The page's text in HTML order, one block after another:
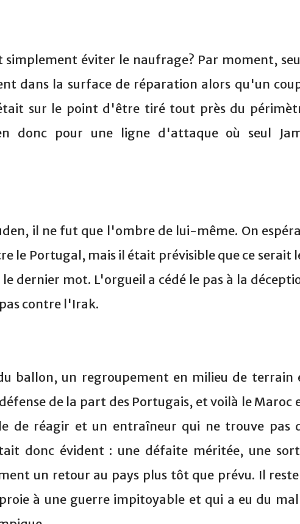
éviter le naufrage? Par moment,
dans la surface de réparation alors qu'un
sur le point d'être tiré tout près du
donc pour une ligne d'attaque où seul
il ne fut que l'ombre de lui-même. On
le Portugal, mais il était prévisible que ce serait
dernier mot. L'orgueil a cédé le pas à la
contre l'Irak.
ballon, un regroupement en milieu de terrain
de la part des Portugais, et voilà le Maroc
de réagir et un entraîneur qui ne trouve pas
donc évident : une défaite méritée, une
un retour au pays plus tôt que prévu. Il
à une guerre impitoyable et qui a eu du